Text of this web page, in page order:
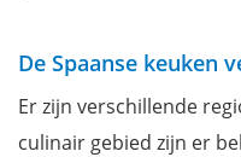
De Spaanse keuken
Er zijn verschillende
culinair gebied zijn er